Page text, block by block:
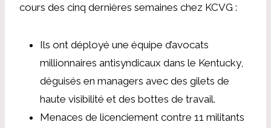
cours des cinq dernières semaines chez KCVG :
Ils ont déployé une équipe d’avocats
millionnaires antisyndicaux dans le Kentucky,
déguisés en managers avec des gilets de
haute visibilité et des bottes de travail.
Menaces de licenciement contre 11 militants